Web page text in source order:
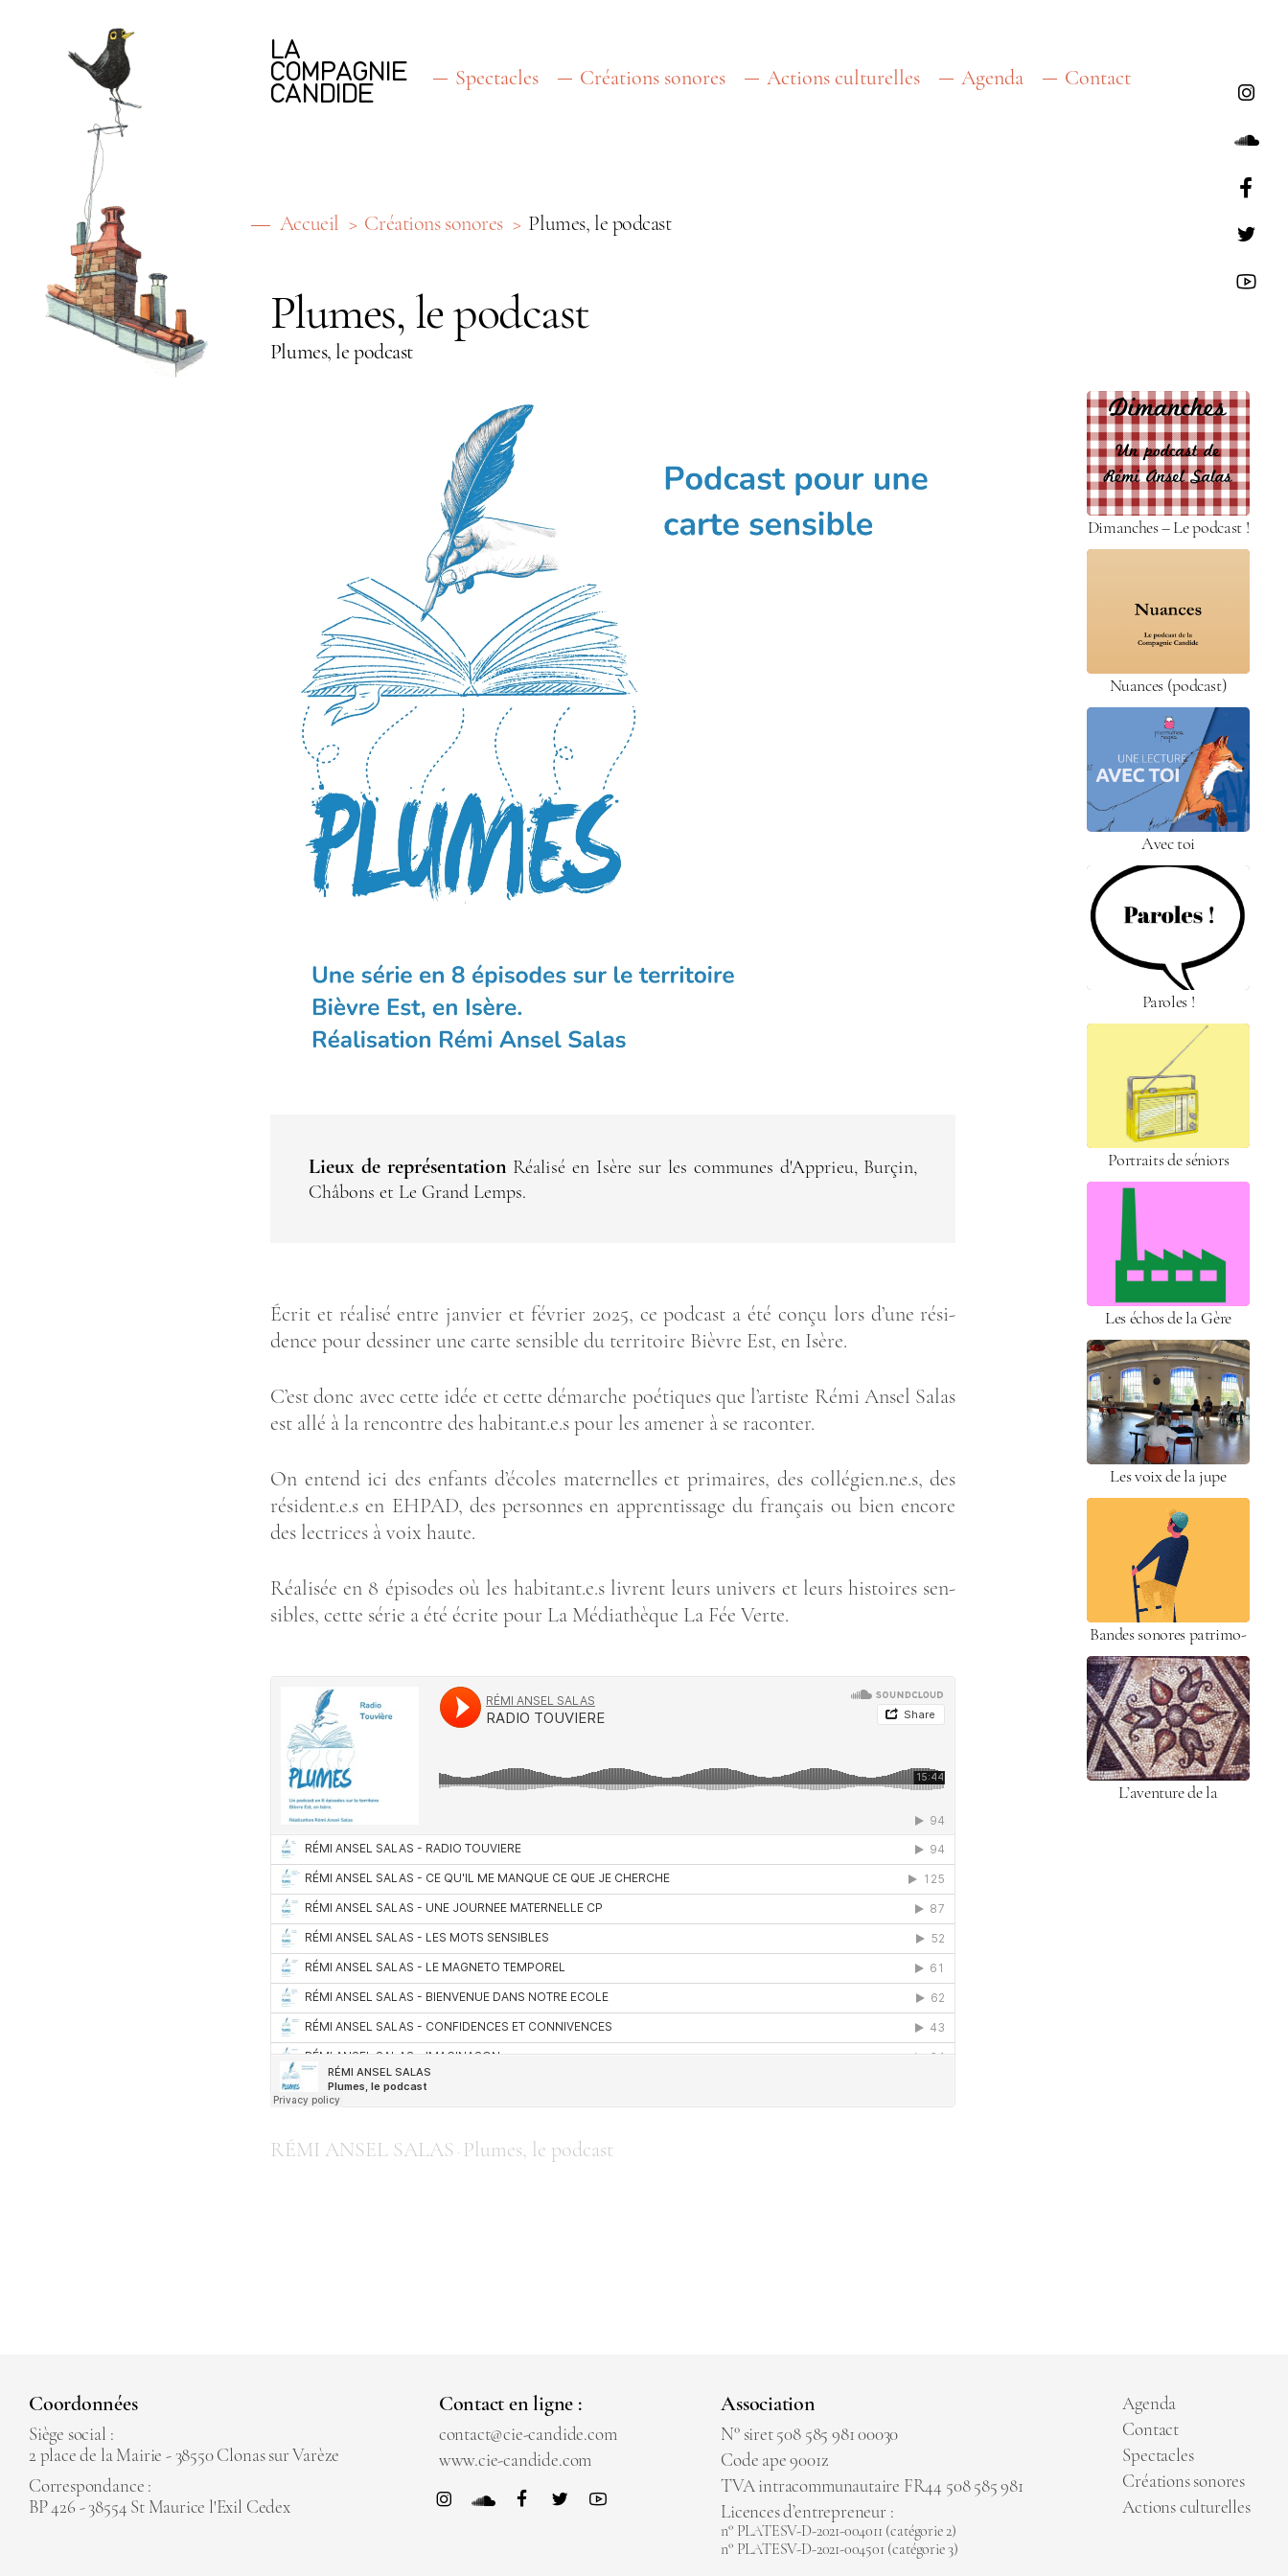
LA
COMPAGNIE
CANDIDE Spectacles Créations sonores Actions culturelles Agenda Contact
Accueil Créations sonores Plumes, le podcast
Plumes, le podcast
Plumes, le podcast
Lieux de représentation Réalisé en Isère sur les communes d'Apprieu, Burçin,
Châbons et Le Grand Lemps.
Écrit et réa­lisé entre jan­vier et février 2025, ce pod­cast a été conçu lors d’une rési­
dence pour des­si­ner une carte sen­sible du ter­ri­toire Bièvre Est, en Isère.
C’est donc avec cette idée et cette démarche poé­tiques que l’ar­tiste Rémi Ansel Salas
est allé à la ren­contre des habi­tant.e.s pour les ame­ner à se racon­ter.
On entend ici des enfants d’écoles mater­nelles et pri­maires, des col­lé­gien.ne.s, des
résident.e.s en EHPAD, des per­sonnes en appren­tis­sage du fran­çais ou bien encore
des lec­trices à voix haute.
Réa­li­sée en 8 épi­sodes où les habi­tant.e.s livrent leurs uni­vers et leurs his­toires sen­
sibles, cette série a été écrite pour La Média­thèque La Fée Verte.
RÉMI ANSEL SALAS · Plumes, le pod­cast
Dimanches – Le pod­cast !
Nuances (pod­cast)
Avec toi
Paroles !
Por­traits de séniors
Les échos de la Gère
Les voix de la jupe
Bandes sonores patri­mo­
niales
L’aven­ture de la
Coordonnées
Siège social :
2 place de la Mairie - 38550 Clonas sur Varèze
Correspondance :
BP 426 - 38554 St Maurice l'Exil Cedex
Contact en ligne :
contact@cie-candide.com
www.cie-candide.com
Association
N° siret 508 585 981 00030
Code ape 9001z
TVA intracommunautaire FR44 508 585 981
Licences d’entrepreneur :
n° PLATESV-D-2021-004011 (catégorie 2)
n° PLATESV-D-2021-004501 (catégorie 3)
Agenda
Contact
Spectacles
Créations sonores
Actions culturelles